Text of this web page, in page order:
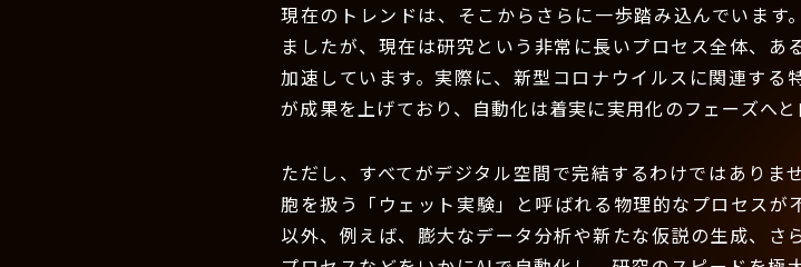
現在のトレンドは、そこからさらに一歩踏み込んでいま
ましたが、現在は研究という非常に長いプロセス全体、
加速しています。実際に、新型コロナウイルスに関連す
が成果を上げており、自動化は着実に実用化のフェーズへと
ただし、すべてがデジタル空間で完結するわけではあり
胞を扱う「ウェット実験」と呼ばれる物理的なプロセス
以外、例えば、膨大なデータ分析や新たな仮説の生成、